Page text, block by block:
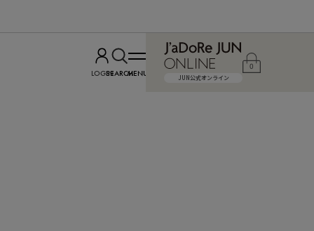
LOGINSEARCHMENU JUN公式オンライン
0